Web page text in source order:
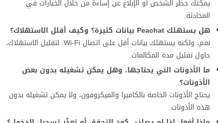
يمكنك حظر الشخص أو الإبلاغ عن إساءة من خلال الخيارات في
المحادثة.
هل يستهلك Peachat بيانات كثيرة؟ وكيف أقلل الاستهلاك؟
نعم، ولكنه يستهلك بيانات أقل على اتصال Wi-Fi. لتقليل الاستهلاك،
حاول تقليل مدة المكالمات.
ما الأذونات التي يحتاجها، وهل يمكن تشغيله بدون بعض
الأذونات؟
يحتاج الأذونات الخاصة بالكاميرا والميكروفون، ولا يمكن تشغيله بدون
هذه الأذونات.